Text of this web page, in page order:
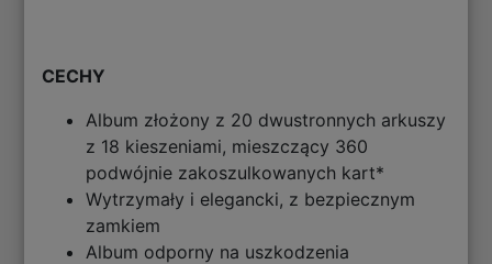
CECHY
Album złożony z 20 dwustronnych arkuszy
z 18 kieszeniami, mieszczący 360
podwójnie zakoszulkowanych kart*
Wytrzymały i elegancki, z bezpiecznym
zamkiem
Album odporny na uszkodzenia